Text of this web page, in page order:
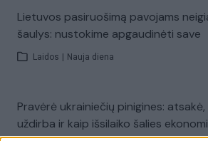
Lietuvos pasiruošimą pavojams
šaulys: nustokime apgaudinėti save
Laidos Nauja diena
Pravėrė ukrainiečių pinigines:
uždirba ir kaip išsilaiko šalies